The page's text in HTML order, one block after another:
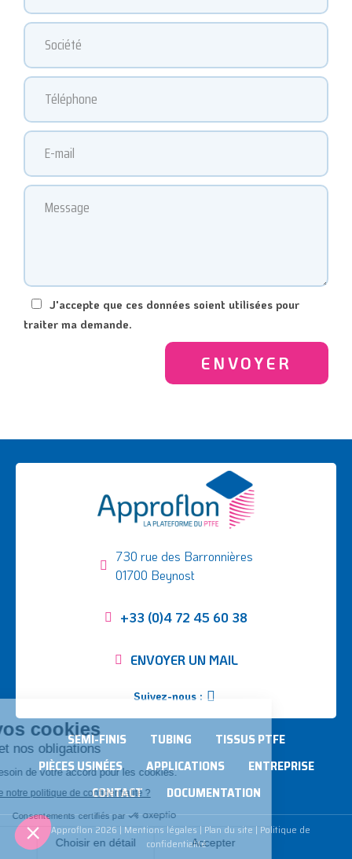
J'accepte que ces données soient utilisées pour
traiter ma demande.
730 rue des Barronnières
01700 Beynost
+33 (0)4 72 45 60 38
ENVOYER UN MAIL
Suivez-nous :
SEMI-FINIS TUBING
TISSUS PTFE
PIÈCES USINÉES
APPLICATIONS
ENTREPRISE
CONTACT
DOCUMENTATION
©Approflon 2026 | Mentions légales | Plan du site | Politique de
confidentialité